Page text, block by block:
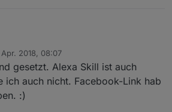
2018, 08:07
gesetzt. Alexa Skill ist auch
ich auch nicht. Facebook-Link hab
:)